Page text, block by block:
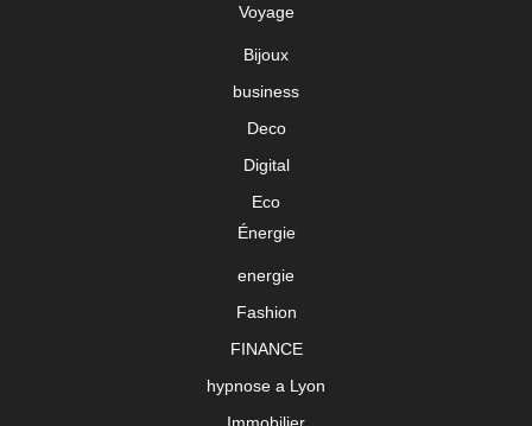
Voyage
Bijoux
business
Deco
Digital
Eco
Énergie
energie
Fashion
FINANCE
hypnose a Lyon